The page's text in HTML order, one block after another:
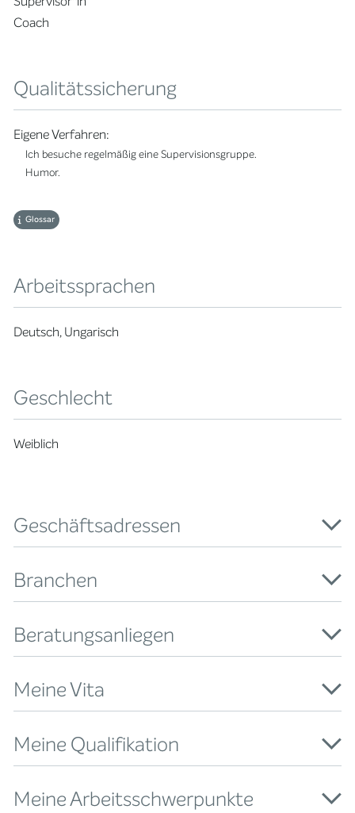
Coach
Qualitätssicherung
Eigene Verfahren:
Ich besuche regelmäßig eine Supervisionsgruppe.
Humor.
Glossar
Arbeitssprachen
Deutsch, Ungarisch
Geschlecht
Weiblich
Geschäftsadressen
Branchen
Beratungsanliegen
Meine Vita
Meine Qualifikation
Meine Arbeitsschwerpunkte